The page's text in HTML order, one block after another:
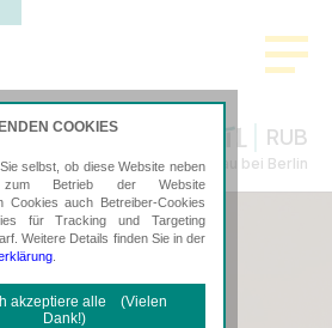
RUB
Steuerberatung in Bernau bei Berlin
COOKIES
selbst, ob diese Website neben
zum Betrieb der Website
Cookies auch Betreiber-Cookies
für Tracking und Targeting
Weitere Details finden Sie in der
akzeptiere alle (Vielen
Dank!)